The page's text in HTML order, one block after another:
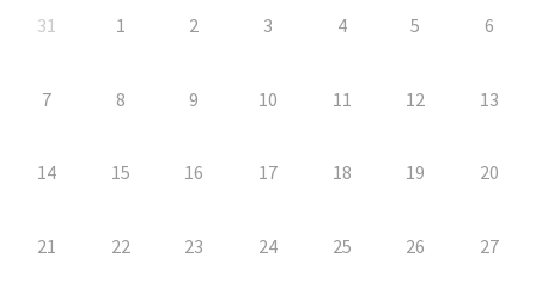
31 1 2 3 4 5 6
7 8 9 10 11 12 13
14 15 16 17 18 19 20
21 22 23 24 25 26 27